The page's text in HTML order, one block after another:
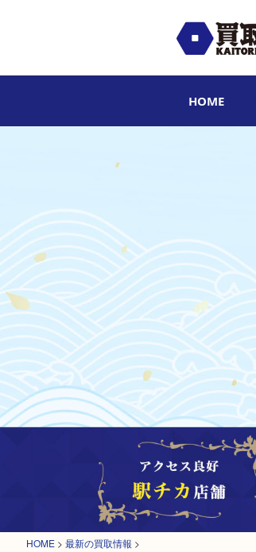
HOME
HOME > 最新の買取情報 >